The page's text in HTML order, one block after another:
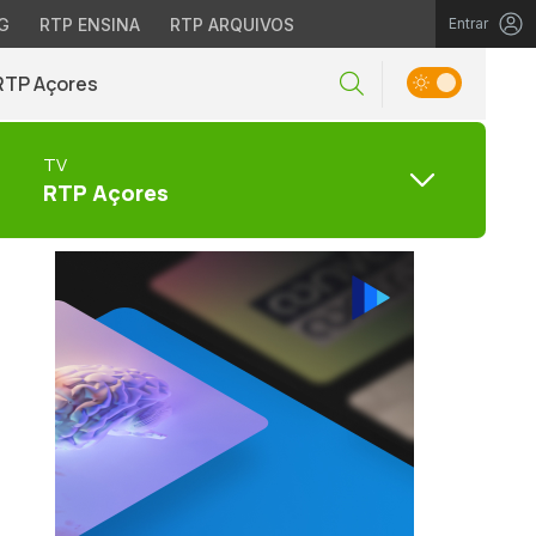
RTP ENSINA RTP ARQUIVOS Entrar
Açores
TV
RTP Açores